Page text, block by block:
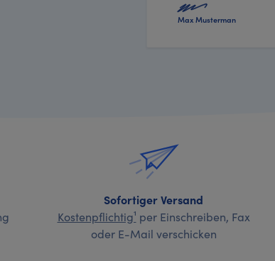
Max Musterman
Sofortiger Versand
Kostenpflichtig¹ per Einschreiben, Fax
oder E-Mail verschicken